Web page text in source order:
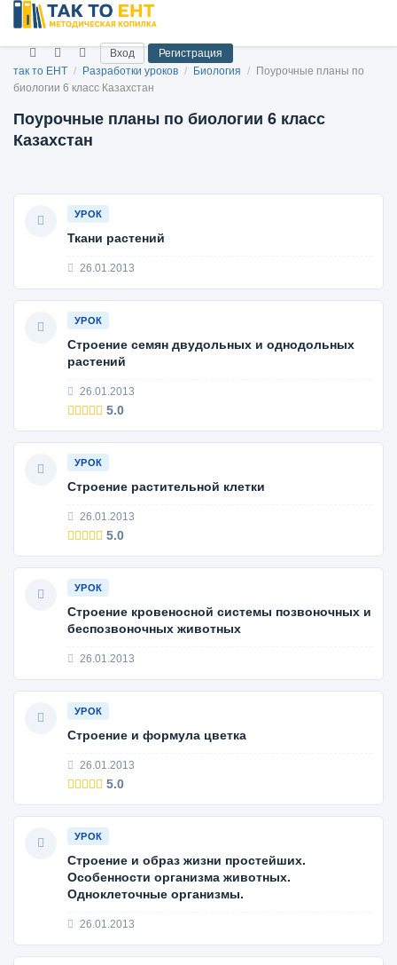
Вход
Регистрация
так то ЕНТ / Разработки уроков / Биология /
Поурочные планы по
биологии 6 класс Казахстан
Поурочные планы по биологии 6 класс
Казахстан
УРОК
Ткани растений
26.01.2013
УРОК
Строение семян двудольных и однодольных
растений
26.01.2013
5.0
УРОК
Строение растительной клетки
26.01.2013
5.0
УРОК
Строение кровеносной системы позвоночных и
беспозвоночных животных
26.01.2013
УРОК
Строение и формула цветка
26.01.2013
5.0
УРОК
Строение и образ жизни простейших.
Особенности организма животных.
Одноклеточные организмы.
26.01.2013